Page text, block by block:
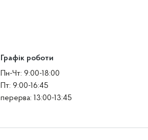
Графік роботи
Пн-Чт: 9:00-18:00
Пт: 9:00-16:45
перерва: 13:00-13:45